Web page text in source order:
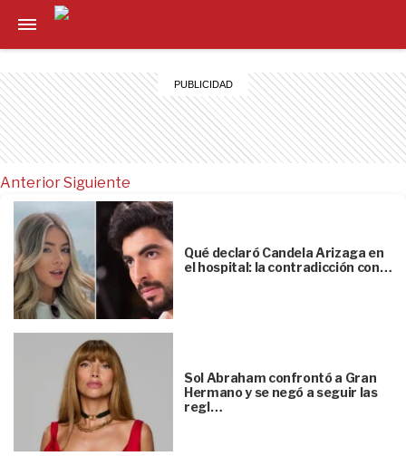
Anterior
Qué declaró Candela Arizaga en
el hospital: la contradicción con…
Sol Abraham confrontó a Gran
Hermano y se negó a seguir las
regl…
Siguiente